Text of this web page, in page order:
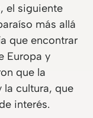
el siguiente
más allá
que encontrar
Europa y
que la
la cultura, que
interés.